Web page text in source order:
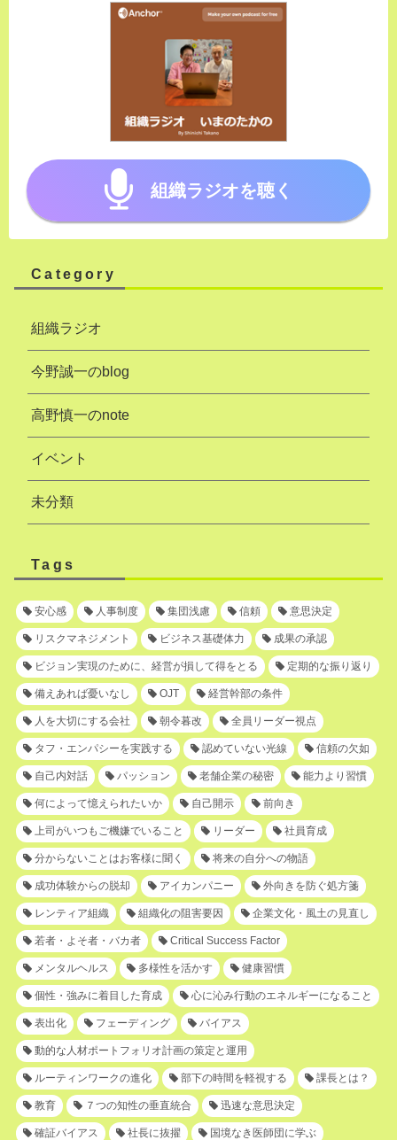
組織ラジオを聴く
Category
組織ラジオ
今野誠一のblog
高野慎一のnote
イベント
未分類
Tags
安心感 人事制度 集団浅慮 信頼 意思決定
リスクマネジメント ビジネス基礎体力 成果の承認
ビジョン実現のために、経営が損して得をとる 定期的な振り返り
備えあれば憂いなし OJT 経営幹部の条件
人を大切にする会社 朝令暮改 全員リーダー視点
タフ・エンパシーを実践する 認めていない光線 信頼の欠如
自己内対話 パッション 老舗企業の秘密 能力より習慣
何によって憶えられたいか 自己開示 前向き
上司がいつもご機嫌でいること リーダー 社員育成
分からないことはお客様に聞く 将来の自分への物語
成功体験からの脱却 アイカンパニー 外向きを防ぐ処方箋
レンティア組織 組織化の阻害要因 企業文化・風土の見直し
若者・よそ者・バカ者 Critical Success Factor
メンタルヘルス 多様性を活かす 健康習慣
個性・強みに着目した育成 心に沁み行動のエネルギーになること
表出化 フェーディング バイアス
動的な人材ポートフォリオ計画の策定と運用
ルーティンワークの進化 部下の時間を軽視する 課長とは？
教育 ７つの知性の垂直統合 迅速な意思決定
確証バイアス 社長に抜擢 国境なき医師団に学ぶ